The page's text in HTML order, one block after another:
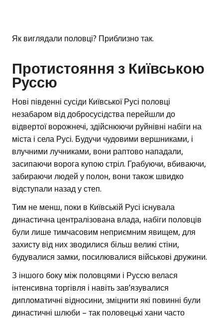
Як виглядали половці? Приблизно так.
Протистояння з Київською
Руссю
Нові південні сусіди Київської Русі половці
незабаром від добросусідства перейшли до
відвертої ворожнечі, здійснюючи руйнівні набіги на
міста і села Русі. Будучи чудовими вершниками, і
влучними лучниками, вони раптово нападали,
засипаючи ворога купою стріл. Грабуючи, вбиваючи,
забираючи людей у полон, вони також швидко
відступали назад у степ.
Тим не менш, поки в Київській Русі існувала
династична централізована влада, набіги половців
були лише тимчасовим неприємним явищем, для
захисту від них зводилися більш великі стіни,
будувалися замки, посилювалися військові дружини.
З іншого боку між половцями і Руссю велася
інтенсивна торгівля і навіть зав’язувалися
дипломатичні відносини, зміцнити які повинні були
династичні шлюби – так половецькі хани часто